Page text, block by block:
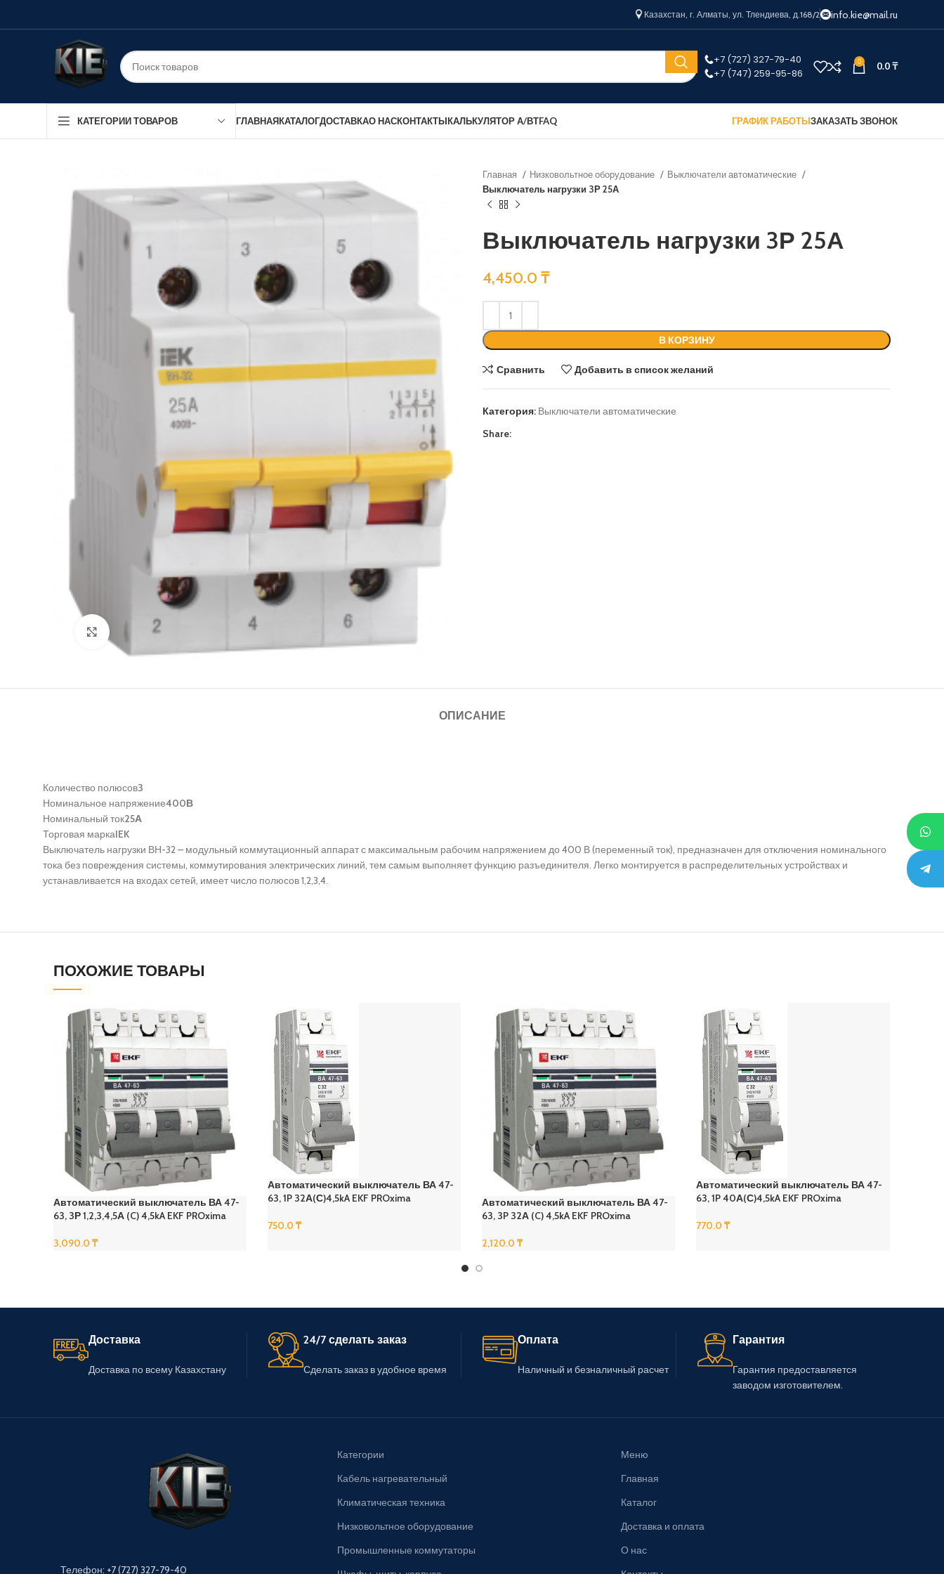
Казахстан, г. Алматы, ул. Тлендиева, д.168/2 info.kie@mail.ru
+7 (727) 327-79-40
+7 (747) 259-95-86
0 0.0₸
КАТЕГОРИИ ТОВАРОВ ГЛАВНАЯКАТАЛОГДОСТАВКАО НАСКОНТАКТЫКАЛЬКУЛЯТОР А/ВТFAQ ГРАФИК РАБОТЫЗАКАЗАТЬ ЗВОНОК
Нажмите, чтобы увеличить
Главная Низковольтное оборудование
Выключатели автоматические
Выключатель нагрузки 3Р 25А
Выключатель нагрузки 3Р 25А
4,450.0 ₸
В КОРЗИНУ
Сравнить Добавить в список желаний
Категория: Выключатели автоматические
Share:
ОПИСАНИЕ
Количество полюсов3
Номинальное напряжение400В
Номинальный ток25А
Торговая маркаIEK
Выключатель нагрузки ВН-32 – модульный коммутационный аппарат с максимальным рабочим напряжением до 400 В (переменный ток), предназначен для отключения номинального
тока без повреждения системы, коммутирования электрических линий, тем самым выполняет функцию разъединителя. Легко монтируется в распределительных устройствах и
устанавливается на входах сетей, имеет число полюсов 1,2,3,4.
ПОХОЖИЕ ТОВАРЫ
Автоматический выключатель ВА 47-
63, 3Р 1,2,3,4,5А (C) 4,5kA EKF PROxima
3,090.0 ₸
Автоматический выключатель ВА 47-
63, 1P 32А(С)4,5kA EKF PROxima
750.0₸
Автоматический выключатель ВА 47-
63, 3P 32А (C) 4,5kA EKF PROxima
2,120.0₸
Автоматический выключатель ВА 47-
63, 1P 40А(С)4,5kA EKF PROxima
770.0₸
Доставка
Доставка по всему Казахстану
24/7 сделать заказ
Сделать заказ в удобное время
Оплата
Наличный и безналичный расчет
Гарантия
Гарантия предоставляется
заводом изготовителем.
Телефон: +7 (727) 327-79-40
Категории
Кабель нагревательный
Климатическая техника
Низковольтное оборудование
Промышленные коммутаторы
Меню
Главная
Каталог
Доставка и оплата
О нас